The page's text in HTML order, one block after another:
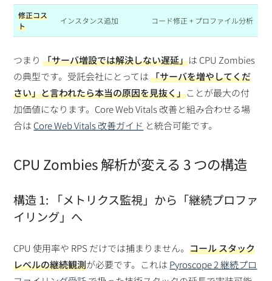
修正コス
ト
インスタンス追加 コード修正 + プロファイル分析
つまり「サーバ増設では解決しない遅延」は CPU Zombies
の典型です。受託会社にとっては「サーバを増やしてくだ
さい」と言われたら本当の原因を見抜く」ことが最大の付
加価値になります。Core Web Vitals 改善と組み合わせる場
合は Core Web Vitals 改善ガイド と統合可能です。
CPU Zombies 解析が変える 3 つの構造
構造 1: 「メトリクス監視」から「継続プロファ
イリング」へ
CPU 使用率や RPS だけでは捕まりません。コール スタック
レベルの継続観測が必要です。これは Pyroscope 2 継続プロ